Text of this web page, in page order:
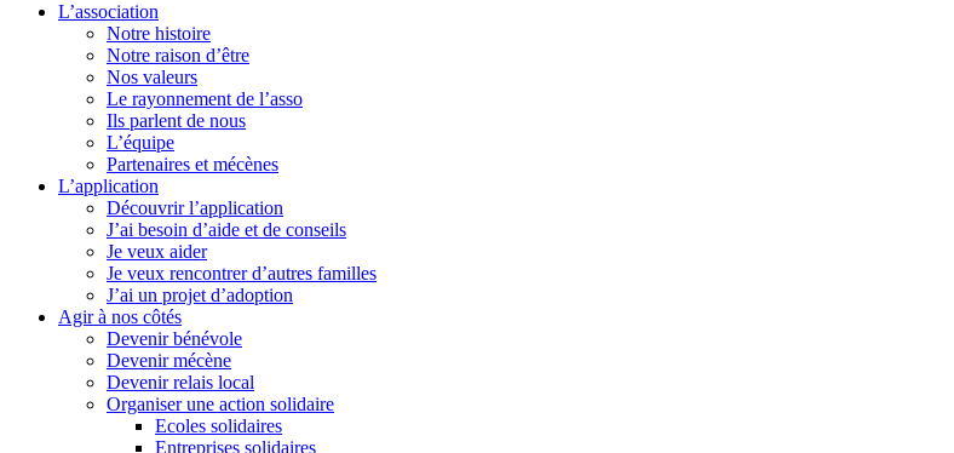
L’association
Notre histoire
Notre raison d’être
Nos valeurs
Le rayonnement de l’asso
Ils parlent de nous
L’équipe
Partenaires et mécènes
L’application
Découvrir l’application
J’ai besoin d’aide et de conseils
Je veux aider
Je veux rencontrer d’autres familles
J’ai un projet d’adoption
Agir à nos côtés
Devenir bénévole
Devenir mécène
Devenir relais local
Organiser une action solidaire
Ecoles solidaires
Entreprises solidaires